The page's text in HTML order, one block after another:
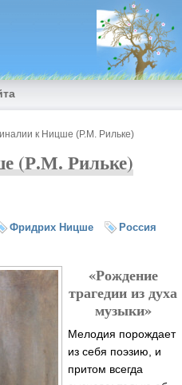
к Ницше (Р.М. Рильке)
(Р.М. Рильке)
Фридрих Ницше
Россия
«Рождение
трагедии из духа
музыки»
Мелодия порождает
из себя поэзию, и
притом всегда